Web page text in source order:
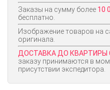
Заказы на сумму более 10
бесплатно.
Изображение товаров на
оригинала.
ДОСТАВКА ДО КВАРТИРЫ
заказу принимаются в
присутствии экспедитора.